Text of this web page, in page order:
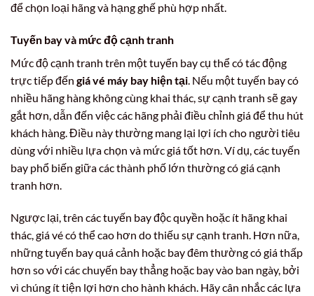
để chọn loại hãng và hạng ghế phù hợp nhất.
Tuyến bay và mức độ cạnh tranh
Mức độ cạnh tranh trên một tuyến bay cụ thể có tác động
trực tiếp đến giá vé máy bay hiện tại. Nếu một tuyến bay có
nhiều hãng hàng không cùng khai thác, sự cạnh tranh sẽ gay
gắt hơn, dẫn đến việc các hãng phải điều chỉnh giá để thu hút
khách hàng. Điều này thường mang lại lợi ích cho người tiêu
dùng với nhiều lựa chọn và mức giá tốt hơn. Ví dụ, các tuyến
bay phổ biến giữa các thành phố lớn thường có giá cạnh
tranh hơn.
Ngược lại, trên các tuyến bay độc quyền hoặc ít hãng khai
thác, giá vé có thể cao hơn do thiếu sự cạnh tranh. Hơn nữa,
những tuyến bay quá cảnh hoặc bay đêm thường có giá thấp
hơn so với các chuyến bay thẳng hoặc bay vào ban ngày, bởi
vì chúng ít tiện lợi hơn cho hành khách. Hãy cân nhắc các lựa